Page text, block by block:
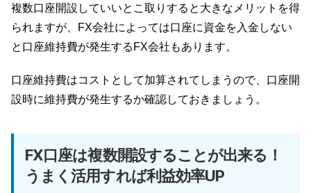
複数口座開設していいとこ取りすると大きなメリットを得
られますが、FX会社によっては口座に資金を入金しない
と口座維持費が発生するFX会社もあります。
口座維持費はコストとして加算されてしまうので、口座開
設時に維持費が発生するか確認しておきましょう。
FX口座は複数開設することが出来る！
うまく活用すれば利益効率UP